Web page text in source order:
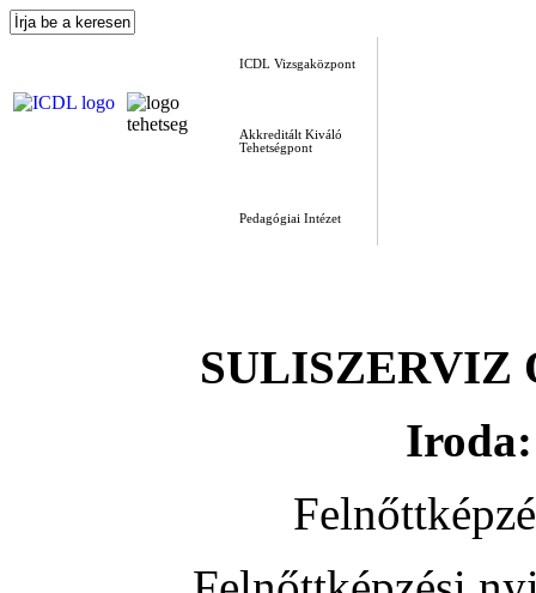
ICDL Vizsgaközpont
Akkreditált Kiváló
Tehetségpont
Pedagógiai Intézet
SULISZERVIZ
Iroda: